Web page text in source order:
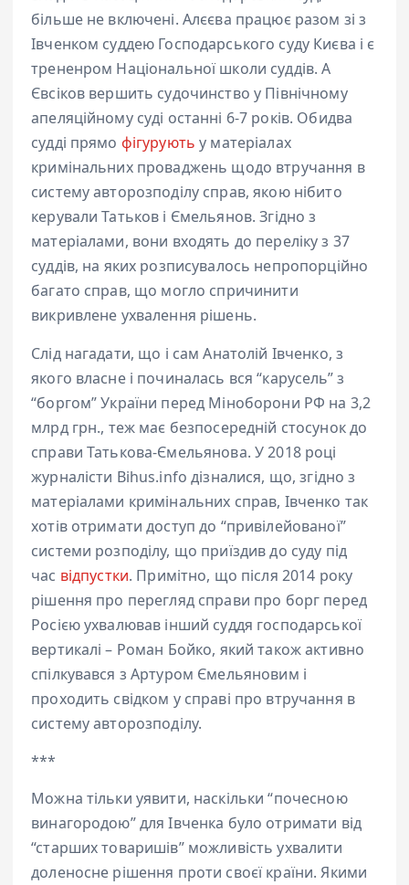
більше не включені. Алєєва працює разом зі з
Івченком суддею Господарського суду Києва і є
трененром Національної школи суддів. А
Євсіков вершить судочинство у Північному
апеляційному суді останні 6-7 років. Обидва
судді прямо фігурують у матеріалах
кримінальних проваджень щодо втручання в
систему авторозподілу справ, якою нібито
керували Татьков і Ємельянов. Згідно з
матеріалами, вони входять до переліку з 37
суддів, на яких розписувалось непропорційно
багато справ, що могло спричинити
викривлене ухвалення рішень.
Слід нагадати, що і сам Анатолій Івченко, з
якого власне і починалась вся “карусель” з
“боргом” України перед Міноборони РФ на 3,2
млрд грн., теж має безпосередній стосунок до
справи Татькова-Ємельянова. У 2018 році
журналісти Bihus.info дізналися, що, згідно з
матеріалами кримінальних справ, Івченко так
хотів отримати доступ до “привілейованої”
системи розподілу, що приїздив до суду під
час відпустки. Примітно, що після 2014 року
рішення про перегляд справи про борг перед
Росією ухвалював інший суддя господарської
вертикалі – Роман Бойко, який також активно
спілкувався з Артуром Ємельяновим і
проходить свідком у справі про втручання в
систему авторозподілу.
***
Можна тільки уявити, наскільки “почесною
винагородою” для Івченка було отримати від
“старших товаришів” можливість ухвалити
доленосне рішення проти своєї країни. Якими